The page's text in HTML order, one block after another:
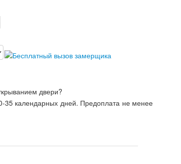
двери?
35 календарных дней. Предоплата не менее